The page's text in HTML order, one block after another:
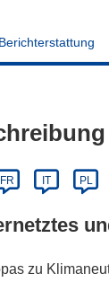
Berichterstattung
FR IT PL
zu